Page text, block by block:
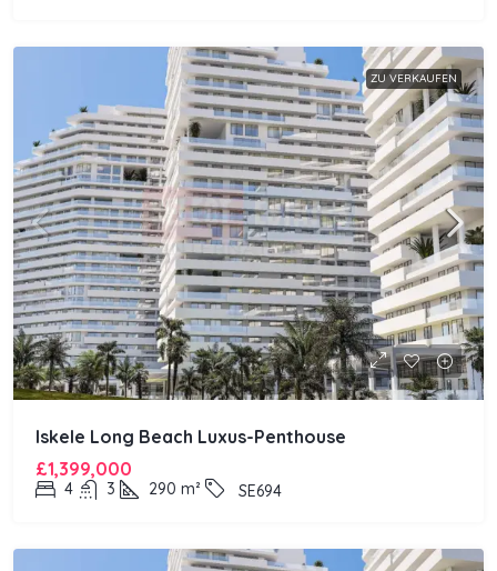
ZU VERKAUFEN
Iskele Long Beach Luxus-Penthouse
£1,399,000
4 3 290 m² SE694